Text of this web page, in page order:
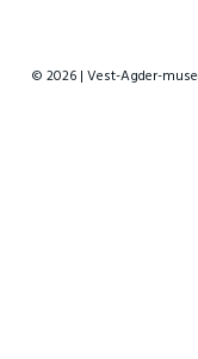
© 2026 | Vest-Agder-